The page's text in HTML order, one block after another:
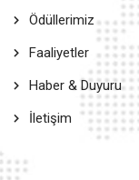
Ödüllerimiz
Faaliyetler
Haber & Duyuru
İletişim